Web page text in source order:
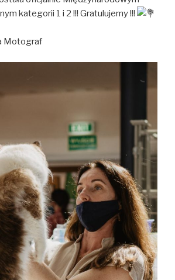
kategorii 1 i 2 !!! Gratulujemy !!!
Motograf